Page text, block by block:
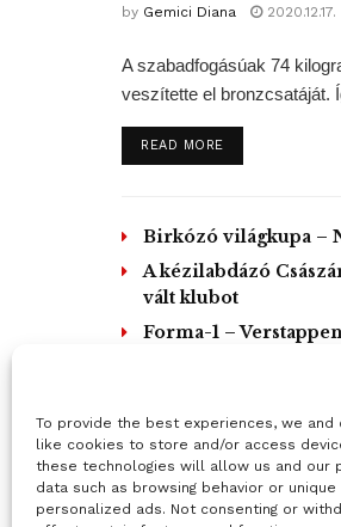
To provide the best experiences, we
like cookies to store and/or access
these technologies will allow us and our
data such as browsing behavior or
personalized ads. Not consenting or
by Gemici Diana 2020.12.17.
A szabadfogásúak 74
veszítette el bronzcsatáját.
READ MOREDETAILS
Birkózó világkupa –
A kézilabdázó
vált klubot
Forma-1 –